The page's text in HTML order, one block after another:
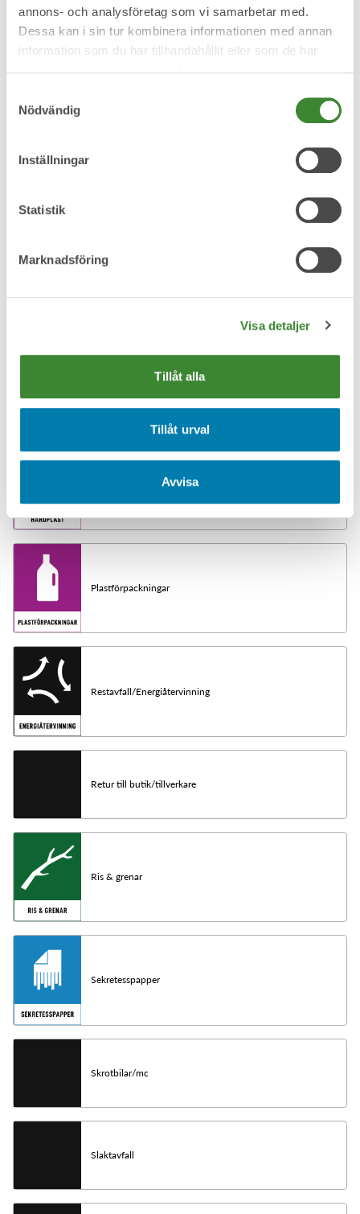
annons- och analysföretag som vi samarbetar med.
Dessa kan i sin tur kombinera informationen med annan
information som du har tillhandahållit eller som de har
Nödvändig
Inställningar
Statistik
Marknadsföring
Visa detaljer
Tillåt alla
Tillåt urval
Avvisa
Pappersförpackningar
Plast, ej förpackning
Plastförpackningar
Restavfall/Energiåtervinning
Retur till butik/tillverkare
Ris & grenar
Sekretesspapper
Skrotbilar/mc
Slaktavfall